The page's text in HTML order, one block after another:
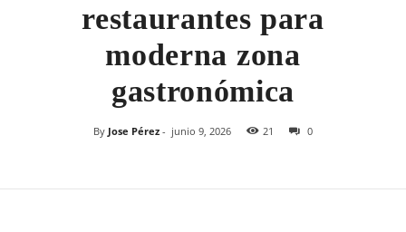
restaurantes para
moderna zona
gastronómica
By Jose Pérez - junio 9, 2026 21 0